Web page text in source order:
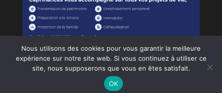
Tous droits réservés - Copyright © SAMU's Events
Nous utilisons des cookies pour vous garantir la meilleure
expérience sur notre site web. Si vous continuez à utiliser ce
site, nous supposerons que vous en êtes satisfait.
OK